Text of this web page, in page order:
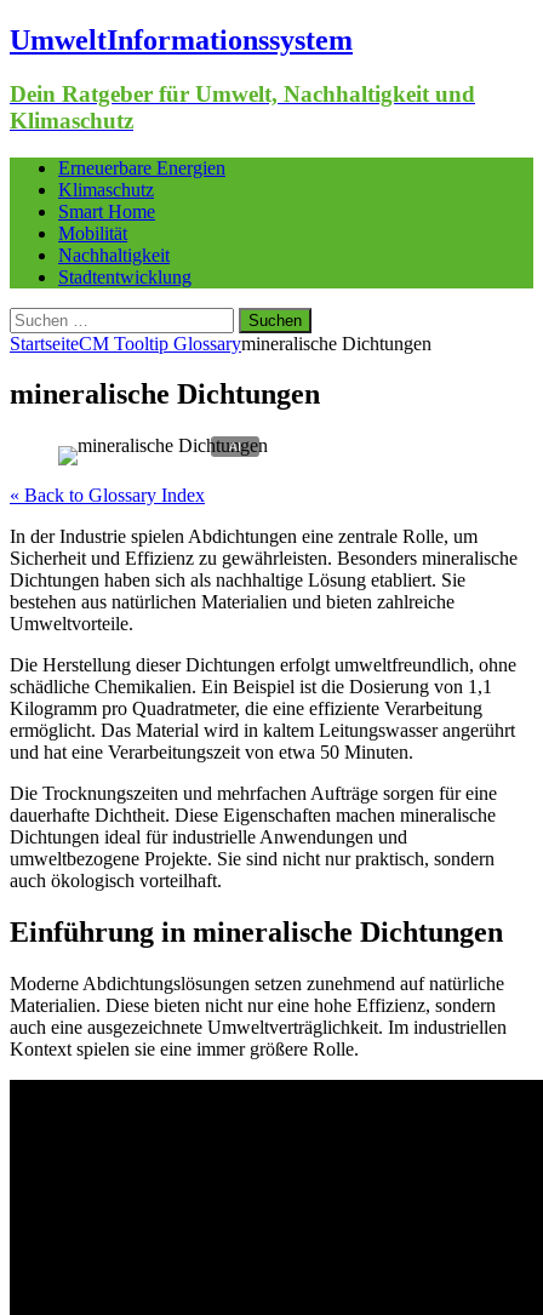
UmweltInformationssystem
Dein Ratgeber für Umwelt, Nachhaltigkeit und
Klimaschutz
Erneuerbare Energien
Klimaschutz
Smart Home
Mobilität
Nachhaltigkeit
Stadtentwicklung
Suchen
nach:
StartseiteCM Tooltip Glossarymineralische Dichtungen
mineralische Dichtungen
« Back to Glossary Index
In der Industrie spielen Abdichtungen eine zentrale Rolle, um
Sicherheit und Effizienz zu gewährleisten. Besonders mineralische
Dichtungen haben sich als nachhaltige Lösung etabliert. Sie
bestehen aus natürlichen Materialien und bieten zahlreiche
Umweltvorteile.
Die Herstellung dieser Dichtungen erfolgt umweltfreundlich, ohne
schädliche Chemikalien. Ein Beispiel ist die Dosierung von 1,1
Kilogramm pro Quadratmeter, die eine effiziente Verarbeitung
ermöglicht. Das Material wird in kaltem Leitungswasser angerührt
und hat eine Verarbeitungszeit von etwa 50 Minuten.
Die Trocknungszeiten und mehrfachen Aufträge sorgen für eine
dauerhafte Dichtheit. Diese Eigenschaften machen mineralische
Dichtungen ideal für industrielle Anwendungen und
umweltbezogene Projekte. Sie sind nicht nur praktisch, sondern
auch ökologisch vorteilhaft.
Einführung in mineralische Dichtungen
Moderne Abdichtungslösungen setzen zunehmend auf natürliche
Materialien. Diese bieten nicht nur eine hohe Effizienz, sondern
auch eine ausgezeichnete Umweltverträglichkeit. Im industriellen
Kontext spielen sie eine immer größere Rolle.